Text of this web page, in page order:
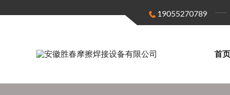
19055270789
首页